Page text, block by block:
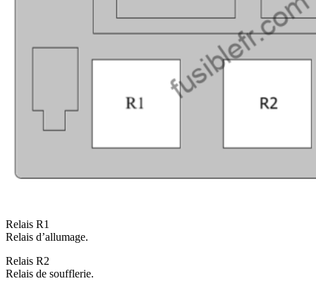
Relais R1
Relais d’allumage.
Relais R2
Relais de soufflerie.